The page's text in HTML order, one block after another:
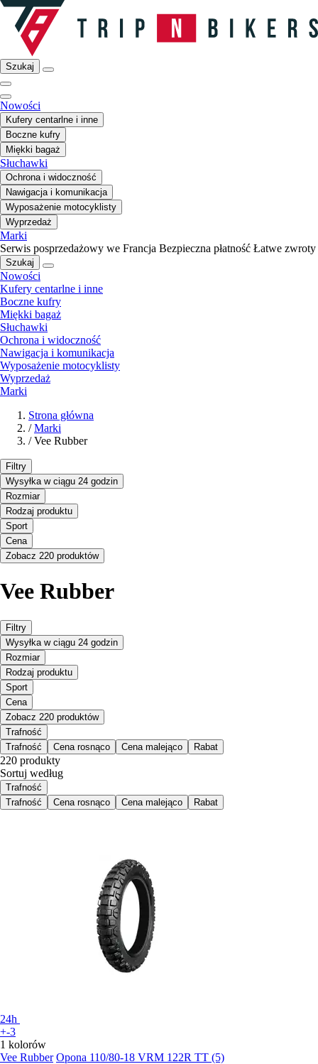
Szukaj
Nowości
Kufery centarlne i inne
Boczne kufry
Miękki bagaż
Słuchawki
Ochrona i widoczność
Nawigacja i komunikacja
Wyposażenie motocyklisty
Wyprzedaż
Marki
Serwis posprzedażowy we Francja Bezpieczna płatność Łatwe zwroty
Szukaj
Nowości
Kufery centarlne i inne
Boczne kufry
Miękki bagaż
Słuchawki
Ochrona i widoczność
Nawigacja i komunikacja
Wyposażenie motocyklisty
Wyprzedaż
Marki
Strona główna
/ Marki
/ Vee Rubber
Filtry
Wysyłka w ciągu 24 godzin
Rozmiar
Rodzaj produktu
Sport
Cena
Zobacz 220 produktów
Vee Rubber
Filtry
Wysyłka w ciągu 24 godzin
Rozmiar
Rodzaj produktu
Sport
Cena
Zobacz 220 produktów
Trafność
Trafność
Cena rosnąco Cena malejąco Rabat
220 produkty
Sortuj według
Trafność
Trafność
Cena rosnąco Cena malejąco Rabat
24h
+-3
1 kolorów
Vee Rubber Opona 110/80-18 VRM 122R TT (5)